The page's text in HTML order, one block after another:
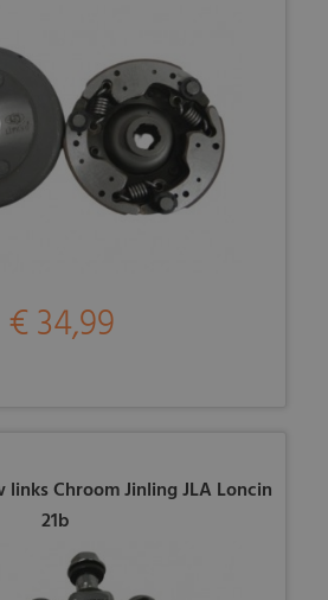
€ 34,99
links Chroom Jinling JLA Loncin
21b